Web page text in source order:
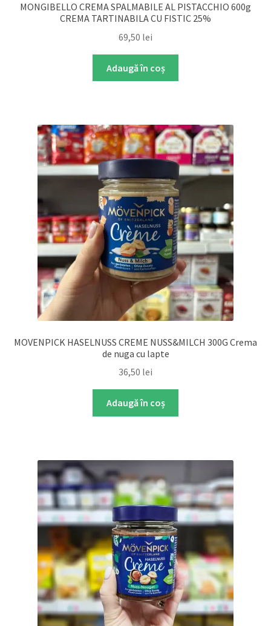
MONGIBELLO CREMA SPALMABILE AL PISTACCHIO 600g
CREMA TARTINABILA CU FISTIC 25%
69,50 lei
Adaugă în coș
MOVENPICK HASELNUSS CREME NUSS&MILCH 300G Crema
de nuga cu lapte
36,50 lei
Adaugă în coș